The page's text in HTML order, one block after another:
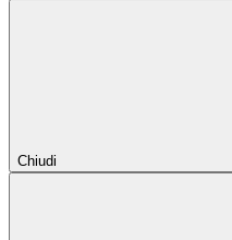
Chiudi